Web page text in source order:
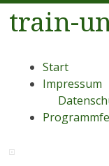
train-
Menü
Zum
Inhalt
Start
Impressum